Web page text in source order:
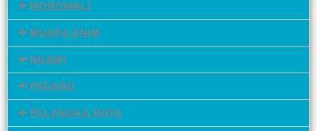
MOROWALI
MUARA ENIM
NGAWI
PADANG
PALANGKA RAYA